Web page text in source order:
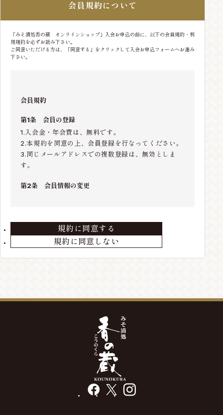
会員規約について
「みそ漬処香の蔵 オンラインショップ」入会お申込の前に、以下の会員規約・利
用規約を必ずお読み下さい。
ご同意いただける方は、「同意する」をクリックして入会お申込フォームへお進み
下さい。
会員規約
第1条 会員の登録
1.入会金・年会費は、無料です。
2.本規約を同意の上、会員登録を行なってください。
3.同じメールアドレスでの複数登録は、無効としま
す。
第2条 会員情報の変更
第3条 会員の退会
会員が退会を希望する場合には、当店までメールにて
当店の判断により、本サービスを変更・廃止をするこ
最終の発送から、3年以上経過している場合や、メー
ルアドレス等の不通が発生した場合には、会員情報を
削除する場合があります。
規約に同意しない
規約に同意する
facebook instagram